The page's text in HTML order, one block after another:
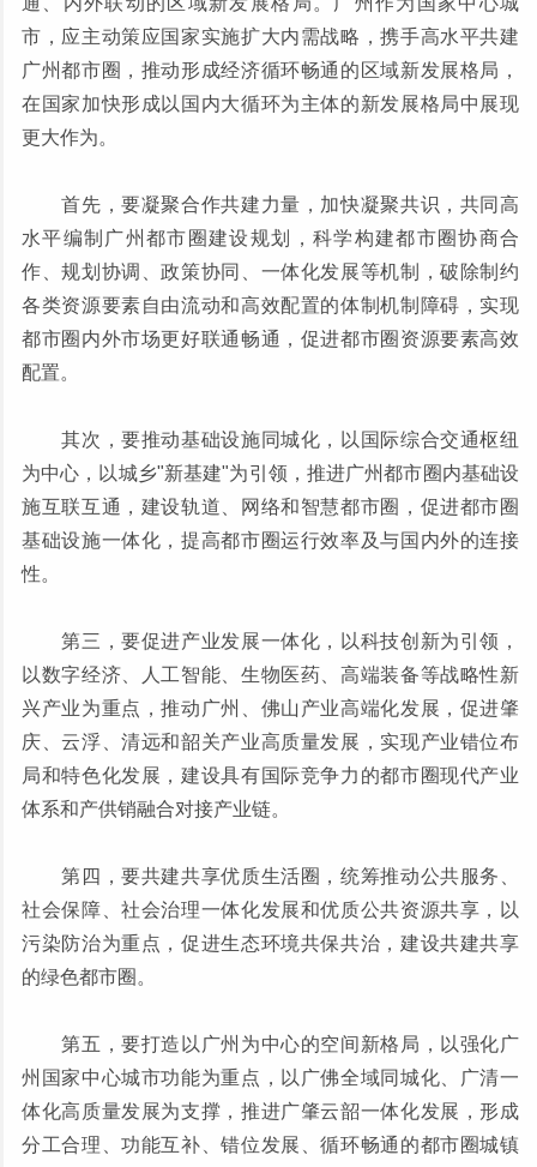
市，应主动策应国家实施扩大内需战略，携手高水平共建
广州都市圈，推动形成经济循环畅通的区域新发展格局，
在国家加快形成以国内大循环为主体的新发展格局中展现
更大作为。
首先，要凝聚合作共建力量，加快凝聚共识，共同高
水平编制广州都市圈建设规划，科学构建都市圈协商合
作、规划协调、政策协同、一体化发展等机制，破除制约
各类资源要素自由流动和高效配置的体制机制障碍，实现
都市圈内外市场更好联通畅通，促进都市圈资源要素高效
配置。
其次，要推动基础设施同城化，以国际综合交通枢纽
为中心，以城乡"新基建"为引领，推进广州都市圈内基础设
施互联互通，建设轨道、网络和智慧都市圈，促进都市圈
基础设施一体化，提高都市圈运行效率及与国内外的连接
性。
第三，要促进产业发展一体化，以科技创新为引领，
以数字经济、人工智能、生物医药、高端装备等战略性新
兴产业为重点，推动广州、佛山产业高端化发展，促进肇
庆、云浮、清远和韶关产业高质量发展，实现产业错位布
局和特色化发展，建设具有国际竞争力的都市圈现代产业
体系和产供销融合对接产业链。
第四，要共建共享优质生活圈，统筹推动公共服务、
社会保障、社会治理一体化发展和优质公共资源共享，以
污染防治为重点，促进生态环境共保共治，建设共建共享
的绿色都市圈。
第五，要打造以广州为中心的空间新格局，以强化广
州国家中心城市功能为重点，以广佛全域同城化、广清一
体化高质量发展为支撑，推进广肇云韶一体化发展，形成
分工合理、功能互补、错位发展、循环畅通的都市圈城镇